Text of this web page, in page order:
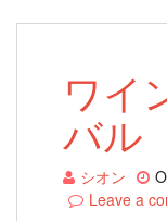
ワイ
バル
シオン
Leave a